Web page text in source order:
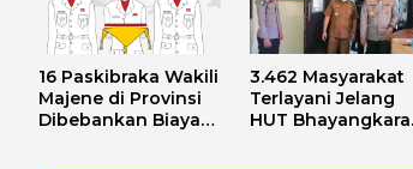
16 Paskibraka Wakili
Majene di Provinsi
Dibebankan Biaya
3.462 Masyarakat
Terlayani Jelang
HUT Bhayangkara